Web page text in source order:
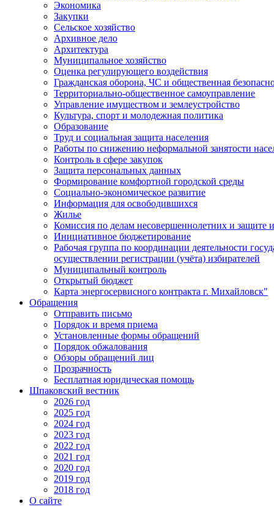
Экономика
Закупки
Сельское хозяйство
Архивное дело
Архитектура
Муниципальное хозяйство
Оценка регулирующего воздействия
Гражданская оборона, ЧС и общественная
Территориально-общественное самоуправление
Управление имуществом и землеустройство
Культура, спорт и молодежная политика
Образование
Труд и социальная защита населения
Работы по снижению неформальной занятости
Контроль в сфере закупок
Защита персональных данных
Формирование комфортной городской среды
Социально-экономическое развитие
Информация для освободившихся
Жилье
Комиссия по делам несовершеннолетних и защите
Инициативное бюджетирование
Рабочая группа по координации деятельности
осуществлении регистрации (учёта) избирателей
Муниципальный контроль
Открытый бюджет
Карта энергосервисного контракта г. Михайловск"
Обращения
Отправить письмо
Порядок и время приема
Установленные формы обращений
Порядок обжалования
Обзоры обращений лиц
Прозрачность
Бесплатная юридическая помощь
Шпаковский вестник
2026 год
2025 год
2024 год
2023 год
2022 год
2021 год
2020 год
2019 год
2018 год
О сайте